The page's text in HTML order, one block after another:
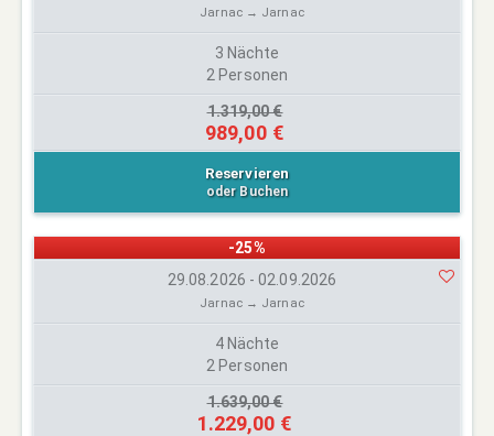
Jarnac → Jarnac
3 Nächte
2 Personen
1.319,00 €
989,00 €
Reservieren
oder Buchen
-25%
29.08.2026 - 02.09.2026
Jarnac → Jarnac
4 Nächte
2 Personen
1.639,00 €
1.229,00 €